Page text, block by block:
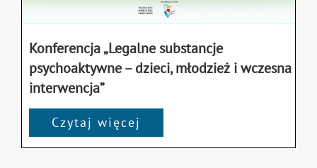
Konferencja „Legalne substancje
psychoaktywne – dzieci, młodzież i wczesna
interwencja”
Czytaj więcej